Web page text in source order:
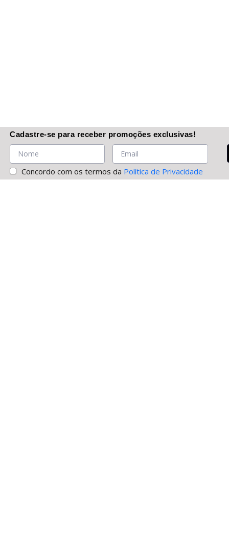
Cadastre-se para receber promoções exclusivas!
Concordo com os termos da Política de Privacidade